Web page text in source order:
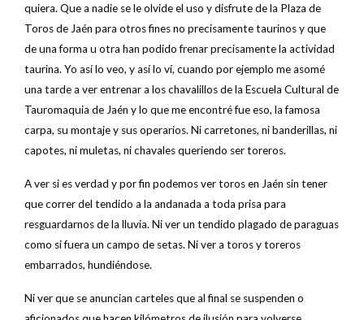
quiera. Que a nadie se le olvide el uso y disfrute de la Plaza de
Toros de Jaén para otros fines no precisamente taurinos y que
de una forma u otra han podido frenar precisamente la actividad
taurina. Yo así lo veo, y así lo ví, cuando por ejemplo me asomé
una tarde a ver entrenar a los chavalillos de la Escuela Cultural de
Tauromaquia de Jaén y lo que me encontré fue eso, la famosa
carpa, su montaje y sus operarios. Ni carretones, ni banderillas, ni
capotes, ni muletas, ni chavales queriendo ser toreros.
A ver si es verdad y por fin podemos ver toros en Jaén sin tener
que correr del tendido a la andanada a toda prisa para
resguardarnos de la lluvia. Ni ver un tendido plagado de paraguas
como si fuera un campo de setas. Ni ver a toros y toreros
embarrados, hundiéndose.
Ni ver que se anuncian carteles que al final se suspenden o